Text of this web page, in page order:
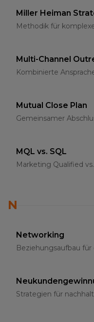
Miller Heiman
Methodik für
Multi-Channel
Kombinierte
Mutual Close Plan
Gemeinsamer
MQL vs. SQL
Marketing Qualified
N
Networking
Beziehungsaufbau
Strategien für